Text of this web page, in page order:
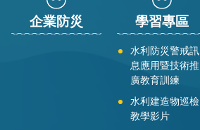
企業防災 學習專區
水利防災警戒訊
息應用暨技術推
廣教育訓練
水利建造物巡檢
教學影片